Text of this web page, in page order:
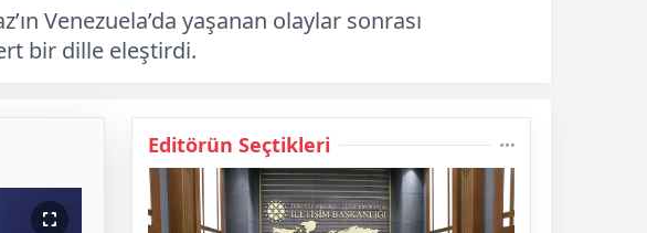
Venezuela’da yaşanan olaylar sonrası
bir dille eleştirdi.
Editörün Seçtikleri